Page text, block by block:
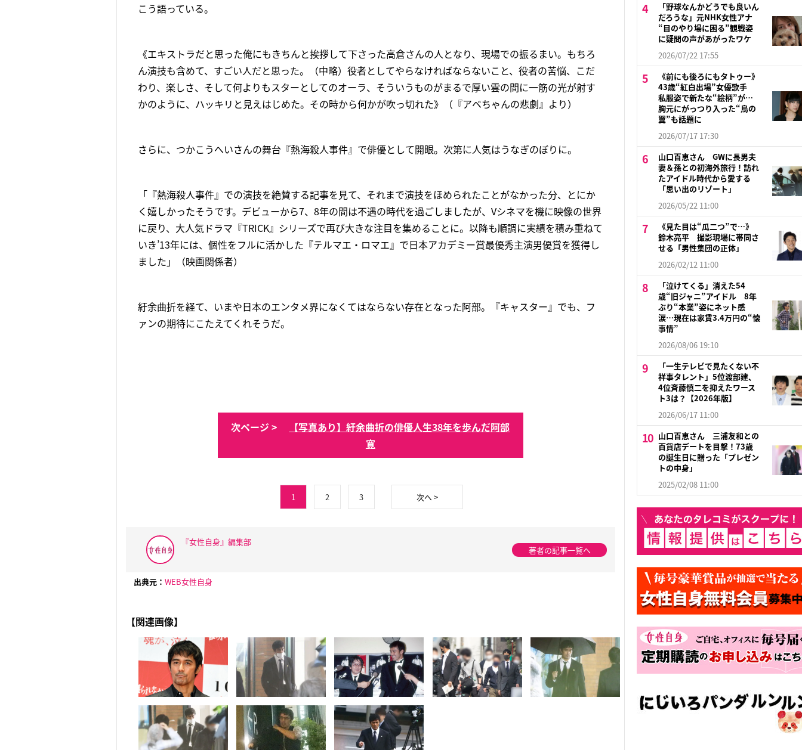
こう語っている。
《エキストラだと思った俺にもきちんと挨拶して下さった高倉さんの人となり、現場での振るまい。もちろ
ん演技も含めて、すごい人だと思った。（中略）役者としてやらなければならないこと、役者の苦悩、こだ
わり、楽しさ、そして何よりもスターとしてのオーラ、そういうものがまるで厚い雲の間に一筋の光が射す
かのように、ハッキリと見えはじめた。その時から何かが吹っ切れた》（『アベちゃんの悲劇』より）
さらに、つかこうへいさんの舞台『熱海殺人事件』で俳優として開眼。次第に人気はうなぎのぼりに。
「『熱海殺人事件』での演技を絶賛する記事を見て、それまで演技をほめられたことがなかった分、とにか
く嬉しかったそうです。デビューから7、8年の間は不遇の時代を過ごしましたが、Vシネマを機に映像の世界
に戻り、大人気ドラマ『TRICK』シリーズで再び大きな注目を集めることに。以降も順調に実績を積み重ねて
いき’13年には、個性をフルに活かした『テルマエ・ロマエ』で日本アカデミー賞最優秀主演男優賞を獲得し
ました」（映画関係者）
紆余曲折を経て、いまや日本のエンタメ界になくてはならない存在となった阿部。『キャスター』でも、フ
ァンの期待にこたえてくれそうだ。
次ページ >
【写真あり】紆余曲折の俳優人生38年を歩んだ阿部
寛
1 2 3 次へ >
『女性自身』編集部
著者の記事一覧へ
出典元： WEB女性自身
【関連画像】
「野球なんかどうでも良いん
だろうな」元NHK女性アナ
“目のやり場に困る”観戦姿
に疑問の声があがったワケ
2026/07/22 17:55
《前にも後ろにもタトゥー》
43歳“紅白出場”女優歌手
私服姿で新たな“絵柄”が…
胸元にがっつり入った“鳥の
翼”も話題に
2026/07/17 17:30
山口百恵さん GWに長男夫
妻＆孫との初海外旅行！訪れ
たアイドル時代から愛する
「思い出のリゾート」
2026/05/22 11:00
《見た目は“瓜二つ”で…》
鈴木亮平 撮影現場に帯同さ
せる「男性集団の正体」
2026/02/12 11:00
「泣けてくる」消えた54
歳“旧ジャニ”アイドル 8年
ぶり“本業”姿にネット感
涙…現在は家賃3.4万円の“懐
事情”
2026/08/06 19:10
「一生テレビで見たくない不
祥事タレント」5位渡部建、
4位斉藤慎二を抑えたワース
ト3は？【2026年版】
2026/06/17 11:00
山口百恵さん 三浦友和との
百貨店デートを目撃！73歳
の誕生日に贈った「プレゼン
トの中身」
2025/02/08 11:00